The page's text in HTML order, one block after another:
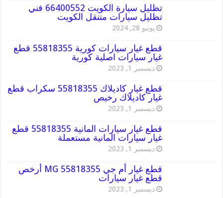
تظليل سيارة الكويت 66400552 فني
تظليل سيارات متنقل الكويت
يونيو 28, 2024
قطع غيار سيارات كورية 55818355 قطع
غيار سيارات اصلية كورية
ديسمبر 1, 2023
قطع غيار كاديلاك 55818355 سكراب قطع
غيار كاديلاك رخيص
ديسمبر 1, 2023
قطع غيار سيارات المانية 55818355 قطع
غيار سيارات المانية مستعملة
ديسمبر 1, 2023
قطع غيار أم جي MG 55818355 أرخص
قطع غيار سيارات
ديسمبر 1, 2023